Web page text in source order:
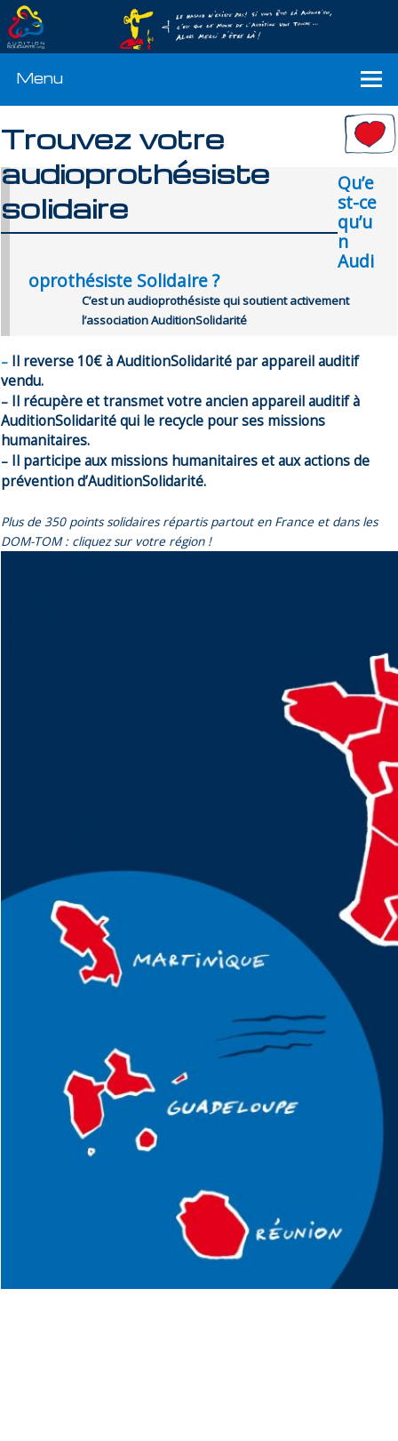
Menu
Trouvez votre
audioprothésiste
solidaire
Qu’e
st-ce
qu’u
n
Audi
oprothésiste Solidaire ?
C’est un audioprothésiste qui soutient activement
l’association AuditionSolidarité
– Il reverse 10€ à AuditionSolidarité par appareil auditif
vendu.
– Il récupère et transmet votre ancien appareil auditif à
AuditionSolidarité qui le recycle pour ses missions
humanitaires.
– Il participe aux missions humanitaires et aux actions de
prévention d’AuditionSolidarité.
Plus de 350 points solidaires répartis partout en France et dans les
DOM-TOM : cliquez sur votre région !